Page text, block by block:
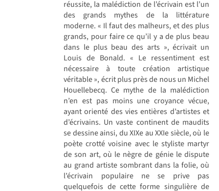
réussite, la malédiction de l’écrivain est l’un
des grands mythes de la littérature
moderne. « Il faut des malheurs, et des plus
grands, pour faire ce qu’il y a de plus beau
dans le plus beau des arts », écrivait un
Louis de Bonald. « Le ressentiment est
nécessaire à toute création artistique
véritable », écrit plus près de nous un Michel
Houellebecq. Ce mythe de la malédiction
n’en est pas moins une croyance vécue,
ayant orienté des vies entières d’artistes et
d’écrivains. Un vaste continent de maudits
se dessine ainsi, du XIXe au XXIe siècle, où le
poète crotté voisine avec le styliste martyr
de son art, où le nègre de génie le dispute
au grand artiste sombrant dans la folie, où
l’écrivain populaire ne se prive pas
quelquefois de cette forme singulière de